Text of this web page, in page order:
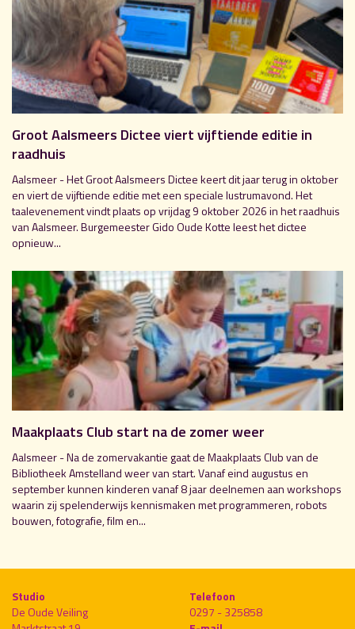
Groot Aalsmeers Dictee viert vijftiende editie in
raadhuis
Aalsmeer - Het Groot Aalsmeers Dictee keert dit jaar terug in oktober
en viert de vijftiende editie met een speciale lustrumavond. Het
taalevenement vindt plaats op vrijdag 9 oktober 2026 in het raadhuis
van Aalsmeer. Burgemeester Gido Oude Kotte leest het dictee
opnieuw...
Maakplaats Club start na de zomer weer
Aalsmeer - Na de zomervakantie gaat de Maakplaats Club van de
Bibliotheek Amstelland weer van start. Vanaf eind augustus en
september kunnen kinderen vanaf 8 jaar deelnemen aan workshops
waarin zij spelenderwijs kennismaken met programmeren, robots
bouwen, fotografie, film en...
Studio
De Oude Veiling
Telefoon
0297 - 325858